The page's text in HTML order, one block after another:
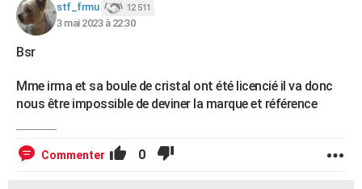
Dictionnaire
Biographies
Citations
Expressions
Proverbes
PROGRAMME TV
COPAINS D'AVANT
S'inscrire
Se connecter
Lycées
Collèges
Primaires
Universités
Entreprises
Service militaire
Avis de recherche
AVIS DE DÉCÈS
Bricolage
Lifestyle
Culture
Sport
Auto
Television
Voyage
Cinema
stf_frmu 12 511
3 mai 2023 à 22:30
Bsr
Mme irma et sa boule de cristal ont été licencié il va donc
nous être impossible de deviner la marque et référence
Commenter 0